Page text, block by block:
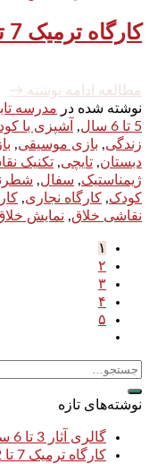
کارگاه ترمیک 7 تا 12سال مجسمه سازی
مطالعه ادامه نوشته →
نوشته شده در مدرسه
5 تا 6 سال
, آشپزی با
زندگی, بازی موسیقی,
دبستان, تایچی, تکنیک
ژیمناستیک, سفال,
کودک, کارگاه نجاری,
نقاشی خلاق, نمایش
۱
۲
۳
۴
۵
نوشته‌های تازه
گالری آثار 3 تا 6 سال
کارگاه ترمیک 7 تا 12سال چاپ